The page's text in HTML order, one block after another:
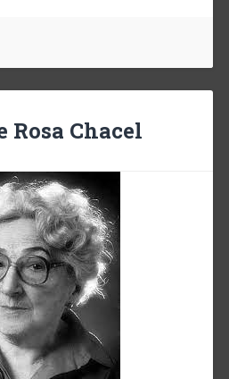
Rosa Chacel